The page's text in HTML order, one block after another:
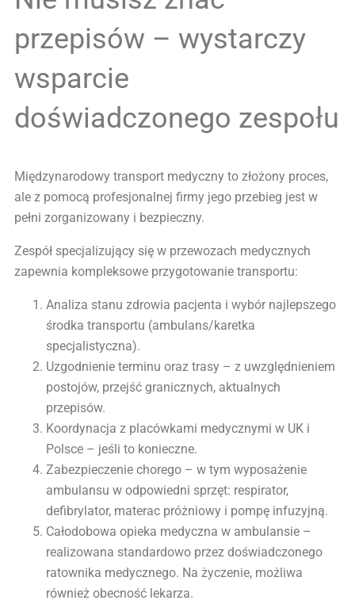
przepisów – wystarczy
wsparcie
doświadczonego zespołu
Międzynarodowy transport medyczny to złożony proces,
ale z pomocą profesjonalnej firmy jego przebieg jest w
pełni zorganizowany i bezpieczny.
Zespół specjalizujący się w przewozach medycznych
zapewnia kompleksowe przygotowanie transportu:
Analiza stanu zdrowia pacjenta i wybór najlepszego
środka transportu (ambulans/karetka
specjalistyczna).
Uzgodnienie terminu oraz trasy – z uwzględnieniem
postojów, przejść granicznych, aktualnych
przepisów.
Koordynacja z placówkami medycznymi w UK i
Polsce – jeśli to konieczne.
Zabezpieczenie chorego – w tym wyposażenie
ambulansu w odpowiedni sprzęt: respirator,
defibrylator, materac próżniowy i pompę infuzyjną.
Całodobowa opieka medyczna w ambulansie –
realizowana standardowo przez doświadczonego
ratownika medycznego. Na życzenie, możliwa
również obecność lekarza.